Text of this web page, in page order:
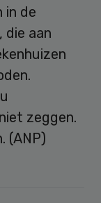
in de
aan
zeggen.
(ANP)